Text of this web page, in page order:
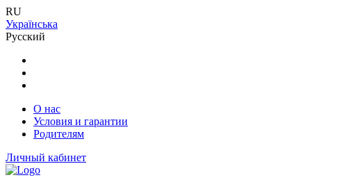
RU
Українська
Русский
О нас
Условия и гарантии
Родителям
Личный кабинет